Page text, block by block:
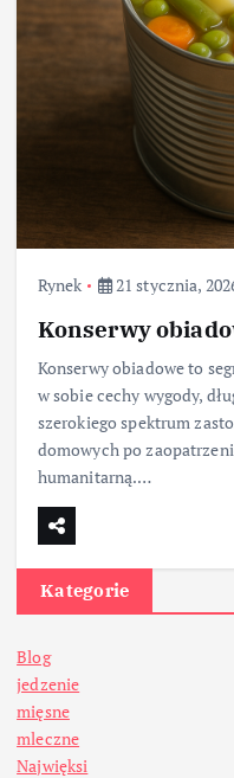
Rynek 21 stycznia,
Konserwy
Konserwy obiadowe to
w sobie cechy wygody,
szerokiego spektrum
domowych po
humanitarną.…
Kategorie
Blog
jedzenie
mięsne
mleczne
Najwięksi